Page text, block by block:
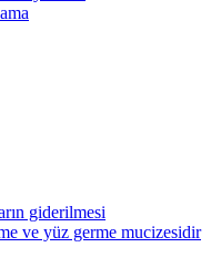
giderilmesi
ve yüz germe mucizesidir